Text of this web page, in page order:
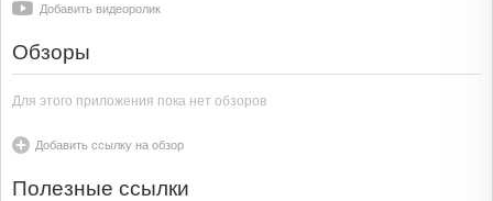
Добавить видеоролик
Обзоры
Для этого приложения пока нет обзоров
Добавить ссылку на обзор
Полезные ссылки